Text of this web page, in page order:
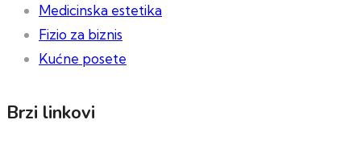
Medicinska estetika
Fizio za biznis
Kućne posete
Brzi linkovi